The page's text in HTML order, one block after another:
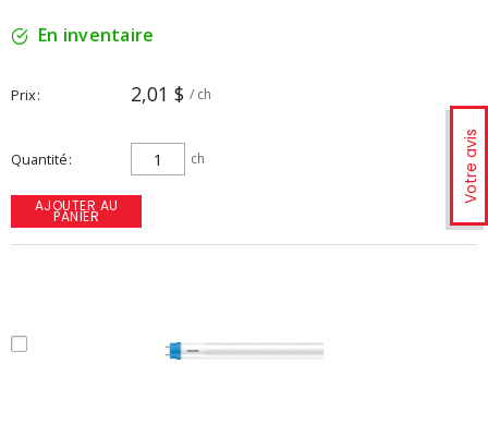
Votre avis
En inventaire
Prix 2,01 $ / ch
Quantité ch
AJOUTER AU
PANIER